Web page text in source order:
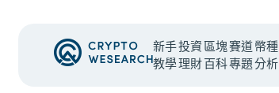
新手
教學
投資
理財
區塊
百科
賽道
專題
幣種
分析